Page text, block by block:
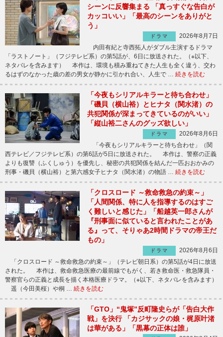
シーンに反響集まる 「真っすぐな告白が
カッコいい」「最高のシーンをありがと
う」
ドラマ
2026年8月7日
内田有紀と寺西拓人がダブル主演するドラマ
「ラストノート」（フジテレビ系）の第5話が、6日に放送された。（※以下、
ネタバレを含みます） 本作は、環境も積み重ねてきた人生も全く違う、交わ
るはずのなかった歳の差の男女が静かに引かれ合い、人生で … 続きを読む
「今夜もシリアルキラーと待ち合わせ」
「磯貝（横山裕）とヒナタ（関水渚）の
共犯関係が深まってきているのがいい」
「縦山裕二さんのグッズ欲しい」
ドラマ
2026年8月6日
「今夜もシリアルキラーと待ち合わせ」（関
西テレビ／フジテレビ系）の第6話が5日に放送された。 本作は、警察の正義
よりも復讐（ふくしゅう）を優先し、秘密の共犯関係を結んだ一匹おおかみの
刑事・磯貝（横山裕）と第六感女子ヒナタ（関水渚）の物語 … 続きを読む
「クロスロード ～救命救急の約束～」
「人間関係、特に人を指導するのはすご
く難しいと感じた」「船越英一郎さんが
『刑事面に似ていると言われたことがあ
る』って、そりゃあ2時間ドラマの帝王だ
もの」
ドラマ
2026年8月6日
「クロスロード ～救命救急の約束～」（テレビ朝日系）の第5話が4日に放送
された。 本作は、救命救急医療の最前線でもがく、若き救命医・救急隊員・
警察官らの正義と成長を描く本格医療ドラマ。（※以下、ネタバレを含みます）
遥（今田美桜）や桐 … 続きを読む
「GTO」“鬼塚”反町隆史らが「告白大作
戦」を決行 「カジサックの娘・梶原叶渚
は華がある」「黒幕の正体は誰」